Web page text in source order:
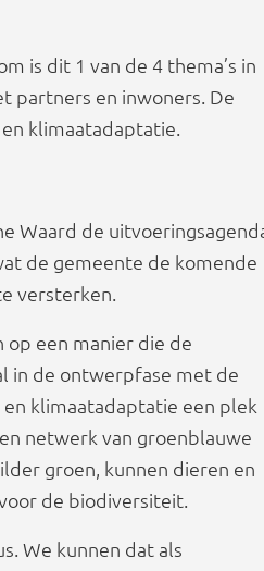
is dit 1 van de 4 thema’s in
partners en inwoners. De
klimaatadaptatie.
Waard de
de gemeente de komende
versterken.
een manier die de
in de ontwerpfase met de
klimaatadaptatie een plek
netwerk van groenblauwe
groen, kunnen dieren en
de biodiversiteit.
We kunnen dat als